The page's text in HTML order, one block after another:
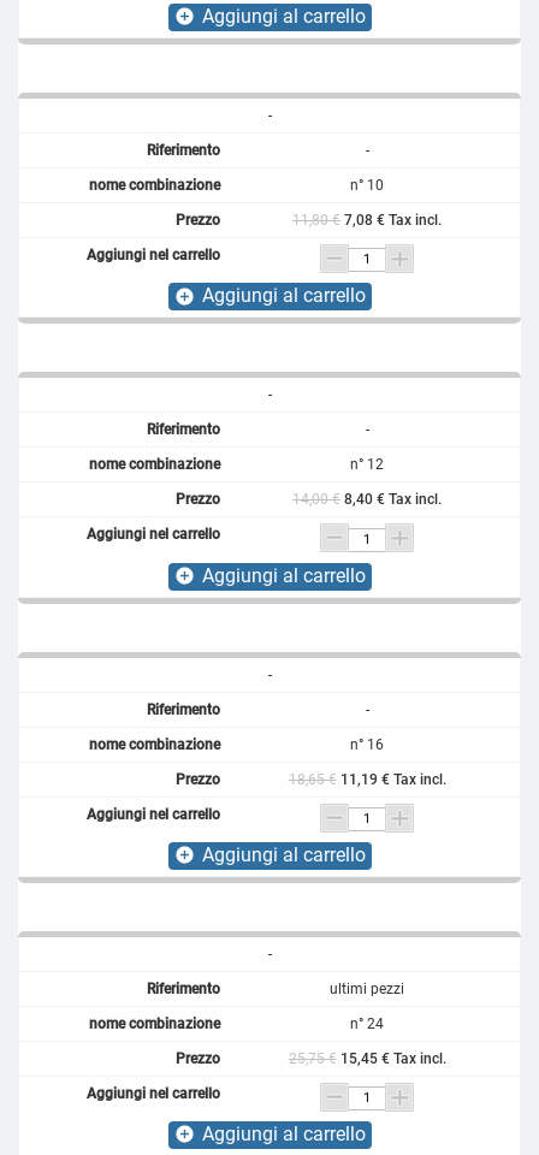
add_circle Aggiungi al carrello
-
-
n° 10
11,80 € 7,08 € Tax incl.
add_circle Aggiungi al carrello
-
-
n° 12
14,00 € 8,40 € Tax incl.
add_circle Aggiungi al carrello
-
-
n° 16
18,65 € 11,19 € Tax incl.
add_circle Aggiungi al carrello
-
ultimi pezzi
n° 24
25,75 € 15,45 € Tax incl.
add_circle Aggiungi al carrello